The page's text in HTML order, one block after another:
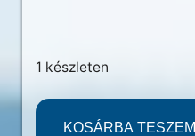
1 készleten
KOSÁRBA TESZEM